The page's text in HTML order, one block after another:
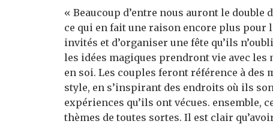
« Beaucoup d’entre nous auront le double
ce qui en fait une raison encore plus
invités et d’organiser une fête qu’ils
les idées magiques prendront vie avec
en soi. Les couples feront référence à des
style, en s’inspirant des endroits où ils
expériences qu’ils ont vécues. ensemble,
thèmes de toutes sortes. Il est clair